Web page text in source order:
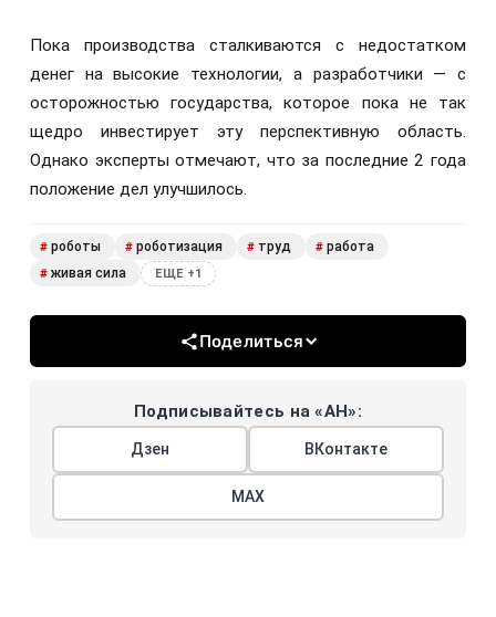
Пока производства сталкиваются с недостатком
денег на высокие технологии, а разработчики — с
осторожностью государства, которое пока не так
щедро инвестирует эту перспективную область.
Однако эксперты отмечают, что за последние 2 года
положение дел улучшилось.
# роботы # роботизация # труд # работа
# живая сила ЕЩЕ +1
Поделиться
Подписывайтесь на «АН»:
Дзен ВКонтакте
МАХ